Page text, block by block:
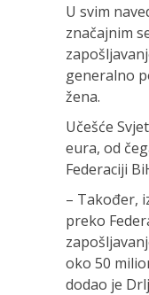
U svim
značajnim
generalno
žena.
Učešće
eura, od
Federaciji
– Također,
preko
oko 50
dodao je